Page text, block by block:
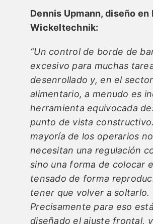
Dennis Upmann, diseño en
Wickeltechnik:
“Un control de borde de
excesivo para muchas
desenrollado y, en el sector
alimentario, a menudo es
herramienta equivocada
punto de vista
mayoría de los operarios no
necesitan una regulación
sino una forma de colocar
tensado de forma
tener que volver a soltarlo.
Precisamente para eso está
diseñado el ajuste frontal,